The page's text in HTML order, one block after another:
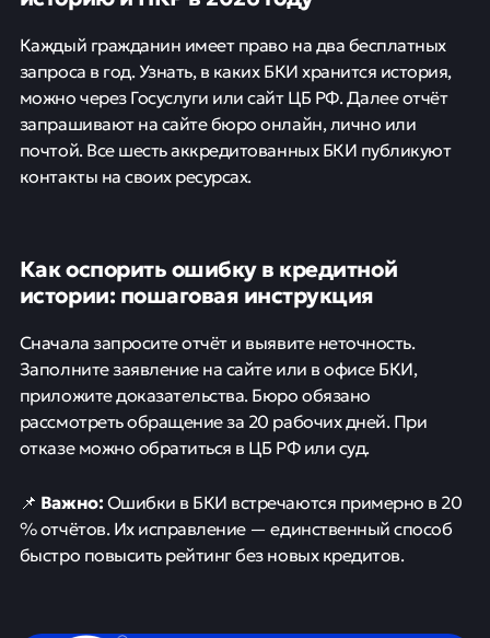
Каждый гражданин имеет право на два бесплатных
запроса в год. Узнать, в каких БКИ хранится история,
можно через Госуслуги или сайт ЦБ РФ. Далее отчёт
запрашивают на сайте бюро онлайн, лично или
почтой. Все шесть аккредитованных БКИ публикуют
контакты на своих ресурсах.
Как оспорить ошибку в кредитной
истории: пошаговая инструкция
Сначала запросите отчёт и выявите неточность.
Заполните заявление на сайте или в офисе БКИ,
приложите доказательства. Бюро обязано
рассмотреть обращение за 20 рабочих дней. При
отказе можно обратиться в ЦБ РФ или суд.
📌 Важно:Ошибки в БКИ встречаются примерно в 20
% отчётов. Их исправление — единственный способ
быстро повысить рейтинг без новых кредитов.